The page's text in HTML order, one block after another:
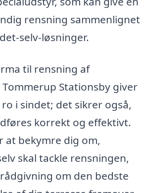
rensning sammenlignet
selv-løsninger.
til rensning af
Stationsby giver
i sindet; det sikrer også,
korrekt og effektivt.
at bekymre dig om,
skal tackle rensningen,
om den bedste